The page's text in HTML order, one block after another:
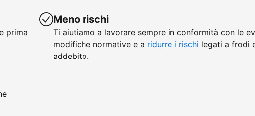
prima
Meno rischi
Ti aiutiamo a lavorare sempre in conformità con le
modifiche normative e a ridurre i rischi legati a frodi
addebito.